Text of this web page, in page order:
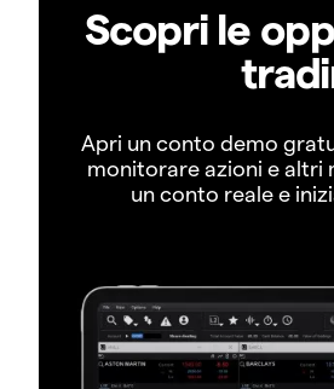
Scopri le
Apri un conto demo
monitorare azioni e altri
un conto reale e